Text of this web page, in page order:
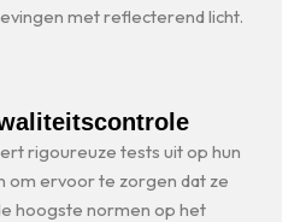
met reflecterend licht.
rigoureuze tests uit op hun
om ervoor te zorgen dat ze
hoogste normen op het